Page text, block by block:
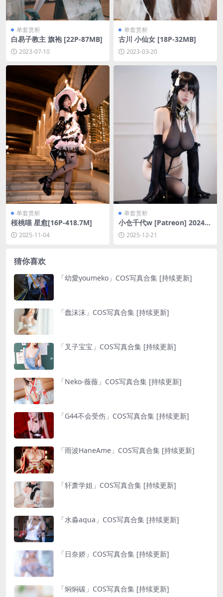
单套赏析
白易子教主 旗袍 [22P-87MB]
2023-07-10
单套赏析
古川 小仙女 [18P-32MB]
2023-03-20
单套赏析
桜桃喵 星愈[16P-418.7M]
2025-11-04
单套赏析
小仓千代w [Patreon] 2024年
07月订阅[163P-752.6M]
2025-12-21
猜你喜欢
「幼愛youmeko」COS写真合集 [持续更新]
「蠢沫沫」COS写真合集 [持续更新]
「叉子宝宝」COS写真合集 [持续更新]
「Neko-薇薇」COS写真合集 [持续更新]
「G44不会受伤」COS写真合集 [持续更新]
「雨波HaneAme」COS写真合集 [持续更新]
「轩萧学姐」COS写真合集 [持续更新]
「水淼aqua」COS写真合集 [持续更新]
「日奈娇」COS写真合集 [持续更新]
「焖焖碳」COS写真合集 [持续更新]